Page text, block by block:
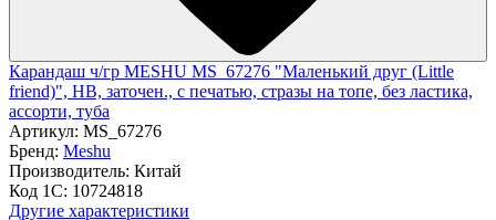
Карандаш ч/гр MESHU MS_67276 "Маленький друг (Little
friend)", HB, заточен., с печатью, стразы на топе, без ластика,
ассорти, туба
Артикул: MS_67276
Бренд: Meshu
Производитель: Китай
Код 1С: 10724818
Другие характеристики